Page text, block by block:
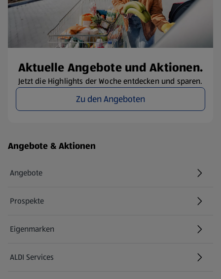
Aktuelle Angebote und Aktionen.
Jetzt die Highlights der Woche entdecken und sparen.
Zu den Angeboten
Fußzeilenmenü - weitere Links
Angebote & Aktionen
Angebote
Prospekte
Eigenmarken
ALDI Services